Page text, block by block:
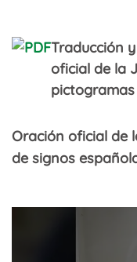
Traducción
oficial de la
Oración oficial de
de signos